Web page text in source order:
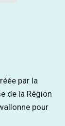
par la
de la Région
pour